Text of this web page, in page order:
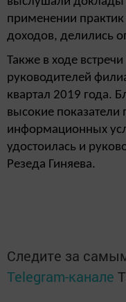
применении
доходов, делились
Также в ходе
руководителей
квартал 2019 года.
высокие показатели
информационных
удостоилась и
Резеда Гиняева.
Следите за
Telegram-канале